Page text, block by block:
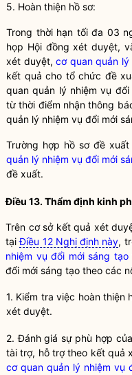
5. Hoàn thiện hồ sơ:
Trong thời hạn tối đa 03
họp Hội đồng xét duyệt,
xét duyệt,cơ quan quản
kết quả cho tổ chức đề
quan quản lý nhiệm vụ đổi
từ thời điểm nhận thông
quản lý nhiệm vụ đổi mới
Trường hợp hồ sơ đề
quản lý nhiệm vụ đổi mới
đề xuất.
Điều 13. Thẩm định kinh
Trên cơ sở kết quả xét
tạiĐiều 12 Nghị định này,
nhiệm vụ đổi mới sáng tạo
đổi mới sáng tạo theo các
1. Kiểm tra việc hoàn
xét duyệt.
2. Đánh giá sự phù hợp
tài trợ, hỗ trợ theo kết quả
cơ quan quản lý nhiệm vụ